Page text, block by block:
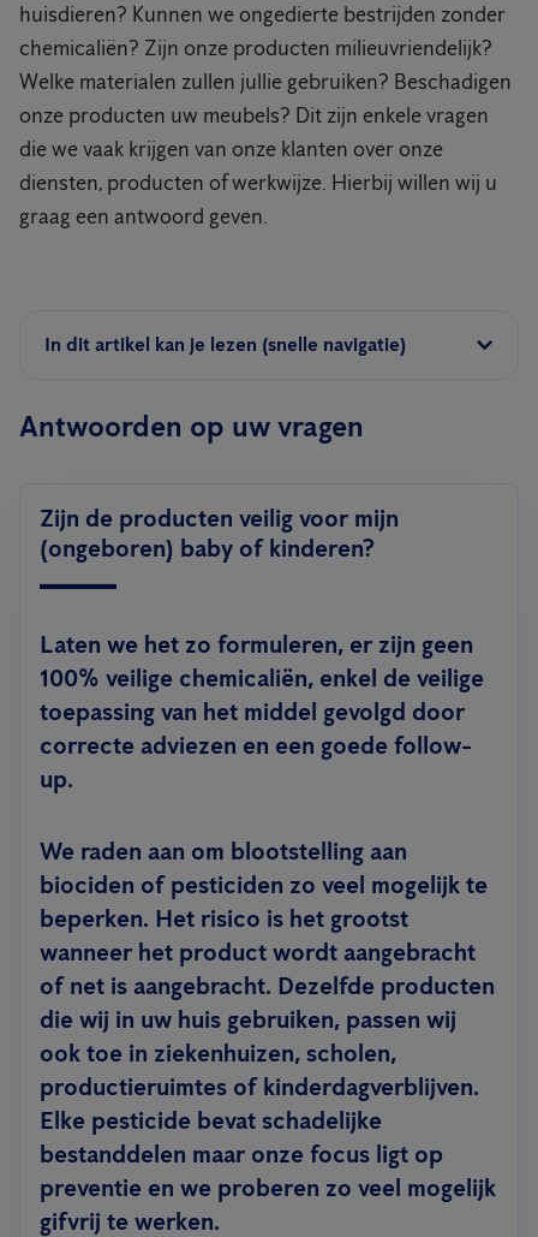
huisdieren? Kunnen we ongedierte bestrijden zonder
chemicaliën? Zijn onze producten milieuvriendelijk?
Welke materialen zullen jullie gebruiken? Beschadigen
onze producten uw meubels? Dit zijn enkele vragen
die we vaak krijgen van onze klanten over onze
diensten, producten of werkwijze. Hierbij willen wij u
graag een antwoord geven.
In dit artikel kan je lezen (snelle navigatie)
Antwoorden op uw vragen
Zijn de producten veilig voor mijn
(ongeboren) baby of kinderen?
Laten we het zo formuleren, er zijn geen
100% veilige chemicaliën, enkel de veilige
toepassing van het middel gevolgd door
correcte adviezen en een goede follow-
up.
We raden aan om blootstelling aan
biociden of pesticiden zo veel mogelijk te
beperken. Het risico is het grootst
wanneer het product wordt aangebracht
of net is aangebracht. Dezelfde producten
die wij in uw huis gebruiken, passen wij
ook toe in ziekenhuizen, scholen,
productieruimtes of kinderdagverblijven.
Elke pesticide bevat schadelijke
bestanddelen maar onze focus ligt op
preventie en we proberen zo veel mogelijk
gifvrij te werken.